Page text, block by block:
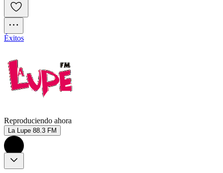
Éxitos
Reproduciendo ahora
La Lupe 88.3 FM